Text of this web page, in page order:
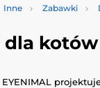
Inne Zabawki
EYENIMAL